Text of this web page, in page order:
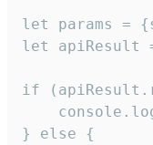
let params
let apiResult
if
} else {